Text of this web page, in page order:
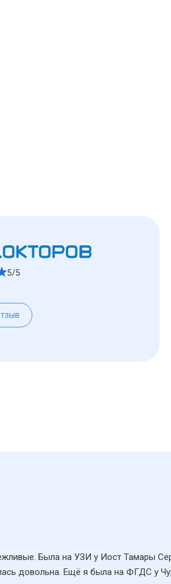
5/5
Была на УЗИ у Иост Тамары
довольна. Ещё я была на ФГДС у